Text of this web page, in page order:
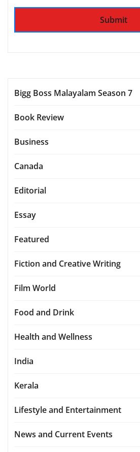
Bigg Boss Malayalam Season 7
Book Review
Business
Canada
Editorial
Essay
Featured
Fiction and Creative Writing
Film World
Food and Drink
Health and Wellness
India
Kerala
Lifestyle and Entertainment
News and Current Events